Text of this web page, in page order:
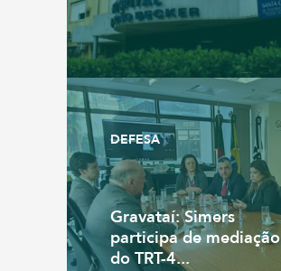
DEFESA
Gravataí: Simers
participa de mediação
do TRT-4...